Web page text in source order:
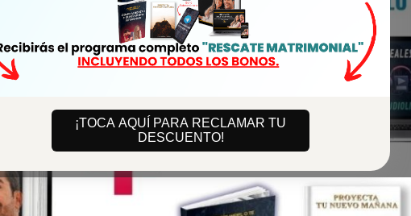
¡TOCA AQUÍ PARA RECLAMAR TU
DESCUENTO!